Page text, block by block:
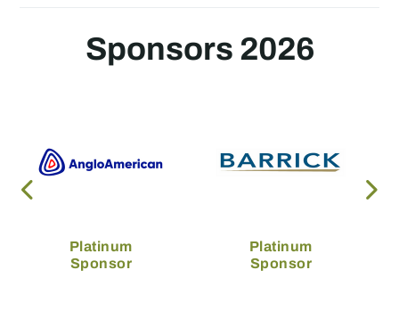
Sponsors 2026
Platinum
Sponsor
Platinum
Sponsor